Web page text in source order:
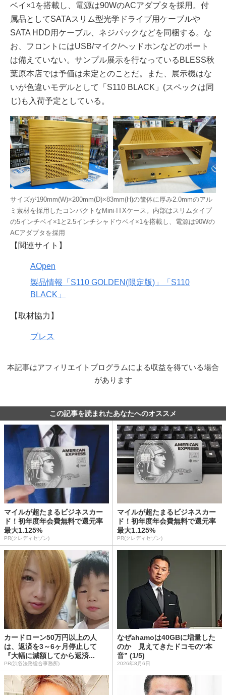
ベイ×1を搭載し、電源は90WのACアダプタを採用。付
属品としてSATAスリム型光学ドライブ用ケーブルや
SATA HDD用ケーブル、ネジパックなどを同梱する。な
お、フロントにはUSB/マイク/ヘッドホンなどのポート
は備えていない。サンプル展示を行なっているBLESS秋
葉原本店では予価は未定とのことだ。また、展示機はな
いが色違いモデルとして「S110 BLACK」(スペックは同
じ)も入荷予定としている。
サイズが190mm(W)×200mm(D)×83mm(H)の筐体に厚み2.0mmのアル
ミ素材を採用したコンパクトなMini-ITXケース。内部はスリムタイプ
の5インチベイ×1と2.5インチシャドウベイ×1を搭載し、電源は90Wの
ACアダプタを採用
【関連サイト】
AOpen
製品情報「S110 GOLDEN(限定版)」「S110
BLACK」
【取材協力】
ブレス
本記事はアフィリエイトプログラムによる収益を得ている場合
があります
この記事を読まれたあなたへのオススメ
マイルが超たまるビジネスカー
ド！初年度年会費無料で還元率
最大1.125%
PR(クレディセゾン)
マイルが超たまるビジネスカー
ド！初年度年会費無料で還元率
最大1.125%
PR(クレディセゾン)
カードローン50万円以上の人
は、返済を3～6ヶ月停止して
『大幅に減額してから返済...
PR(渋谷法務総合事務所)
なぜahamoは40GBに増量した
のか 見えてきたドコモの“本
音” (1/5)
2026年8月6日